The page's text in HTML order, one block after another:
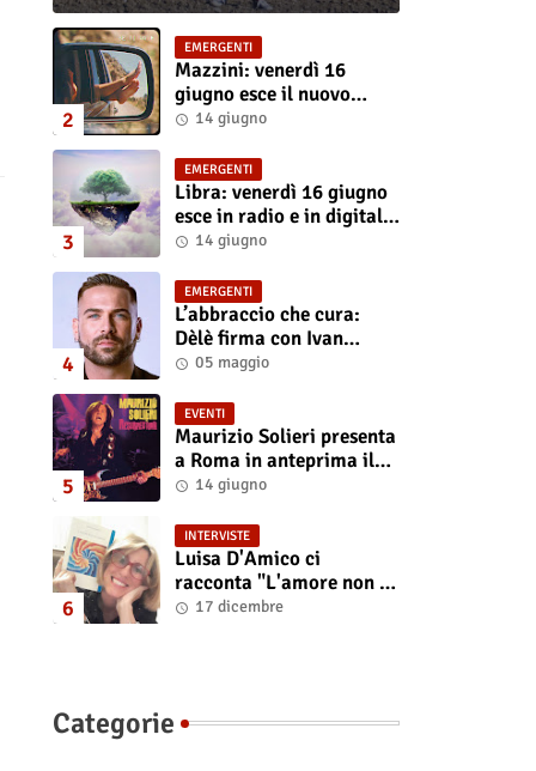
EMERGENTI
Mazzini: venerdì 16
giugno esce il nuovo
singolo “Se ti va”
14 giugno
EMERGENTI
Libra: venerdì 16 giugno
esce in radio e in digitale
“Isola” il singolo
14 giugno
EMERGENTI
L’abbraccio che cura:
Dèlè firma con Ivan
Tinari un brano intenso e
05 maggio
EVENTI
Maurizio Solieri presenta
a Roma in anteprima il
vinile del suo ultimo
14 giugno
INTERVISTE
Luisa D'Amico ci
racconta "L'amore non il
sangue". Intervista
17 dicembre
Categorie